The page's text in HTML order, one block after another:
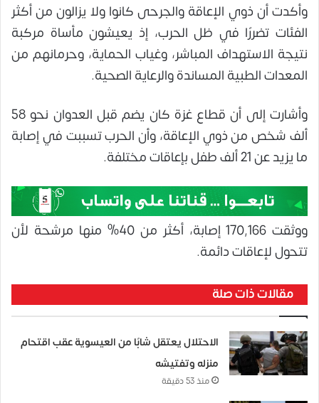
وأكدت أن ذوي الإعاقة والجرحى كانوا ولا يزالون من أكثر
الفئات تضررًا في ظل الحرب، إذ يعيشون مأساة مركبة
نتيجة الاستهداف المباشر، وغياب الحماية، وحرمانهم من
المعدات الطبية المساندة والرعاية الصحية.
وأشارت إلى أن قطاع غزة كان يضم قبل العدوان نحو 58
ألف شخص من ذوي الإعاقة، وأن الحرب تسببت في إصابة
ما يزيد عن 21 ألف طفل بإعاقات مختلفة.
ووثقت 170,166 إصابة، أكثر من 40% منها مرشحة لأن
تتحول لإعاقات دائمة.
مقالات ذات صلة
الاحتلال يعتقل شابًا من العيسوية عقب اقتحام
منزله وتفتيشه
منذ 53 دقيقة